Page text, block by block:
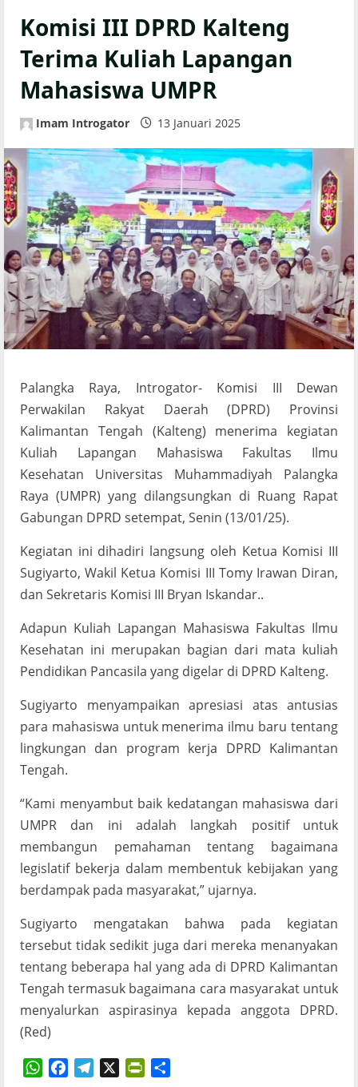
Komisi III DPRD Kalteng
Terima Kuliah Lapangan
Mahasiswa UMPR
Imam Introgator 13 Januari 2025
Palangka Raya, Introgator- Komisi III Dewan
Perwakilan Rakyat Daerah (DPRD) Provinsi
Kalimantan Tengah (Kalteng) menerima kegiatan
Kuliah Lapangan Mahasiswa Fakultas Ilmu
Kesehatan Universitas Muhammadiyah Palangka
Raya (UMPR) yang dilangsungkan di Ruang Rapat
Gabungan DPRD setempat, Senin (13/01/25).
Kegiatan ini dihadiri langsung oleh Ketua Komisi III
Sugiyarto, Wakil Ketua Komisi III Tomy Irawan Diran,
dan Sekretaris Komisi III Bryan Iskandar..
Adapun Kuliah Lapangan Mahasiswa Fakultas Ilmu
Kesehatan ini merupakan bagian dari mata kuliah
Pendidikan Pancasila yang digelar di DPRD Kalteng.
Sugiyarto menyampaikan apresiasi atas antusias
para mahasiswa untuk menerima ilmu baru tentang
lingkungan dan program kerja DPRD Kalimantan
Tengah.
“Kami menyambut baik kedatangan mahasiswa dari
UMPR dan ini adalah langkah positif untuk
membangun pemahaman tentang bagaimana
legislatif bekerja dalam membentuk kebijakan yang
berdampak pada masyarakat,” ujarnya.
Sugiyarto mengatakan bahwa pada kegiatan
tersebut tidak sedikit juga dari mereka menanyakan
tentang beberapa hal yang ada di DPRD Kalimantan
Tengah termasuk bagaimana cara masyarakat untuk
menyalurkan aspirasinya kepada anggota DPRD.
(Red)